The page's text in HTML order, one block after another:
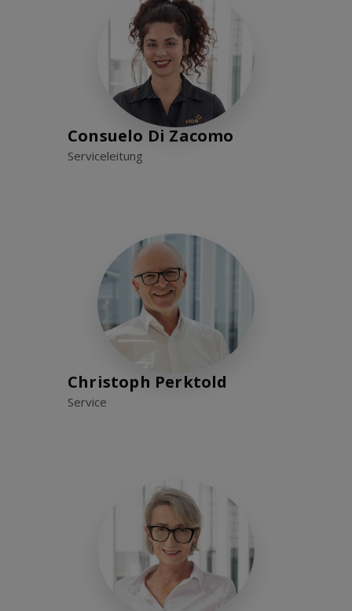
Consuelo Di Zacomo
Serviceleitung
Christoph Perktold
Service